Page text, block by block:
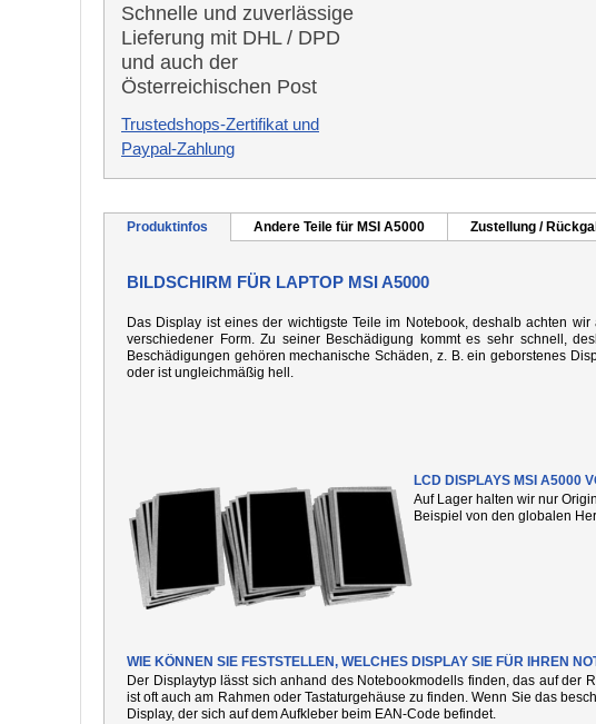
Schnelle und zuverlässige
Lieferung mit DHL / DPD
und auch der
Österreichischen Post
Trustedshops-Zertifikat und
Paypal-Zahlung
Produktinfos Andere Teile für MSI A5000 Zustellung /
BILDSCHIRM FÜR LAPTOP MSI A5000
Das Display ist eines der wichtigste Teile im Notebook, deshalb achten
verschiedener Form. Zu seiner Beschädigung kommt es sehr schnell,
Beschädigungen gehören mechanische Schäden, z. B. ein geborstenes
oder ist ungleichmäßig hell.
LCD DISPLAYS MSI A5000
Auf Lager halten wir nur
Beispiel von den globalen
WIE KÖNNEN SIE FESTSTELLEN, WELCHES DISPLAY SIE FÜR IHREN
Der Displaytyp lässt sich anhand des Notebookmodells finden, das auf der
ist oft auch am Rahmen oder Tastaturgehäuse zu finden. Wenn Sie das
Display, der sich auf dem Aufkleber beim EAN-Code befindet.